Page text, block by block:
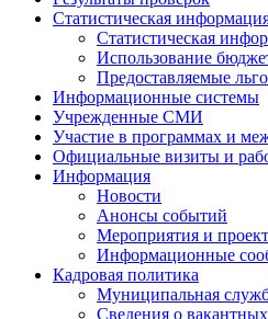
Статистическая
Статистическая
Использование
Предоставляемые
Информационные системы
Учрежденные СМИ
Участие в программах и
Официальные визиты и
Информация
Новости
Анонсы событий
Мероприятия и
Информационные
Кадровая политика
Муниципальная
Сведения о